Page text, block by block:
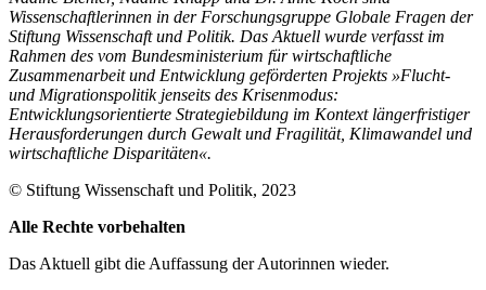
Wissenschaftlerinnen in der Forschungsgruppe Globale Fragen der
Stiftung Wissenschaft und Politik. Das Aktuell wurde verfasst im
Rahmen des vom Bundesministe­rium für wirtschaftliche
Zusammenarbeit und Entwicklung geförderten Projekts »Flucht-
und Migrationspolitik jenseits des Krisenmodus:
Entwicklungsorientierte Strategiebildung im Kontext längerfristiger
Herausforderungen durch Gewalt und Fragilität, Klimawandel und
wirtschaftliche Disparitäten«.
© Stiftung Wissenschaft und Politik, 2023
Alle Rechte vorbehalten
Das Aktuell gibt die Auf­fassung der Autorinnen wieder.